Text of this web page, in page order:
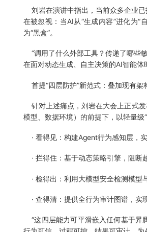
刘岩在演讲中指出，当前众多企业已
在被忽视：当AI从“生成内容”进化为
为“黑盒”。
“调用了什么外部工具？传递了哪些
在面对动态生成、自主决策的AI智能体
首提“四层防护”新范式：叠加现有架
针对上述痛点，刘岩在大会上正式发
模型、数据环境）的前提下，以轻量级
· 看得见：构建Agent行为感知层，
· 拦得住：基于动态策略引擎，阻断
· 检得出：利用大模型安全检测模型
· 查得清：提供全行为审计图谱，实
“这四层能力可平滑嵌入任何基于昇